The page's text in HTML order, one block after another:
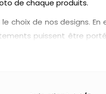
de chaque produits.
le choix de nos
puissent être